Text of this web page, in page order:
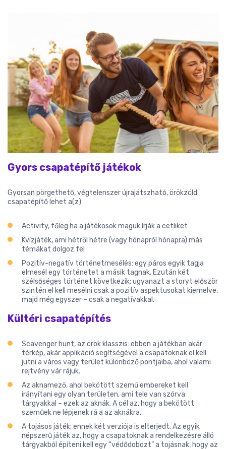
Gyors csapatépítő játékok
Gyorsan pörgethető, végtelenszer újrajátszható, örökzöld
csapatépítő lehet a(z)
Activity, főleg ha a játékosok maguk írják a cetliket
Kvízjáték, ami hétről hétre (vagy hónapról hónapra) más
témákat dolgoz fel
Pozitív-negatív történetmesélés: egy páros egyik tagja
elmesél egy történetet a másik tagnak. Ezután két
szélsőséges történet következik: ugyanazt a storyt először
szintén el kell mesélni csak a pozitív aspektusokat kiemelve,
majd még egyszer – csak a negatívakkal.
Kültéri csapatépítés
Scavenger hunt, az örök klasszis: ebben a játékban akár
térkép, akár applikáció segítségével a csapatoknak el kell
jutni a város vagy terület különböző pontjaiba, ahol valami
rejtvény vár rájuk.
Az aknamező, ahol bekötött szemű embereket kell
irányítani egy olyan területen, ami tele van szórva
tárgyakkal – ezek az aknák. A cél az, hogy a bekötött
szeműek ne lépjenek rá a az aknákra.
A tojásos játék: ennek két verziója is elterjedt. Az egyik
népszerű játék az, hogy a csapatoknak a rendelkezésre álló
tárgyakból építeni kell egy “védődobozt” a tojásnak, hogy az